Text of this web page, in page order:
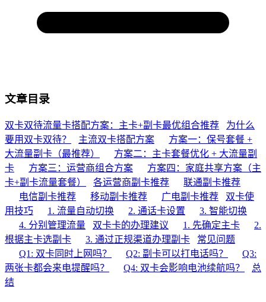
文章目录
双卡双待流量卡搭配方案：主卡+副卡最优组合推荐
为什么
要用双卡双待？
主流双卡搭配方案
方案一：保号套餐 +
大流量副卡（最推荐）
方案二：主卡套餐优化 + 大流量副
卡
方案三：运营商组合方案
方案四：家庭共享方案（主
卡+副卡流量套餐）
各运营商副卡推荐
联通副卡推荐
电信副卡推荐
移动副卡推荐 广电副卡推荐
双卡使
用技巧
1. 流量自动切换 2. 通话卡设置
3. 智能切换
4. 分别管理流量
双卡卡的办理建议 1. 先确定主卡
2.
根据主卡选副卡
3. 通过正规渠道办理副卡
常见问题
Q1: 双卡同时上网吗？
Q2: 副卡可以打电话吗？
Q3:
两张卡都会来电提醒吗？
Q4: 双卡会影响电池续航吗？
总
结